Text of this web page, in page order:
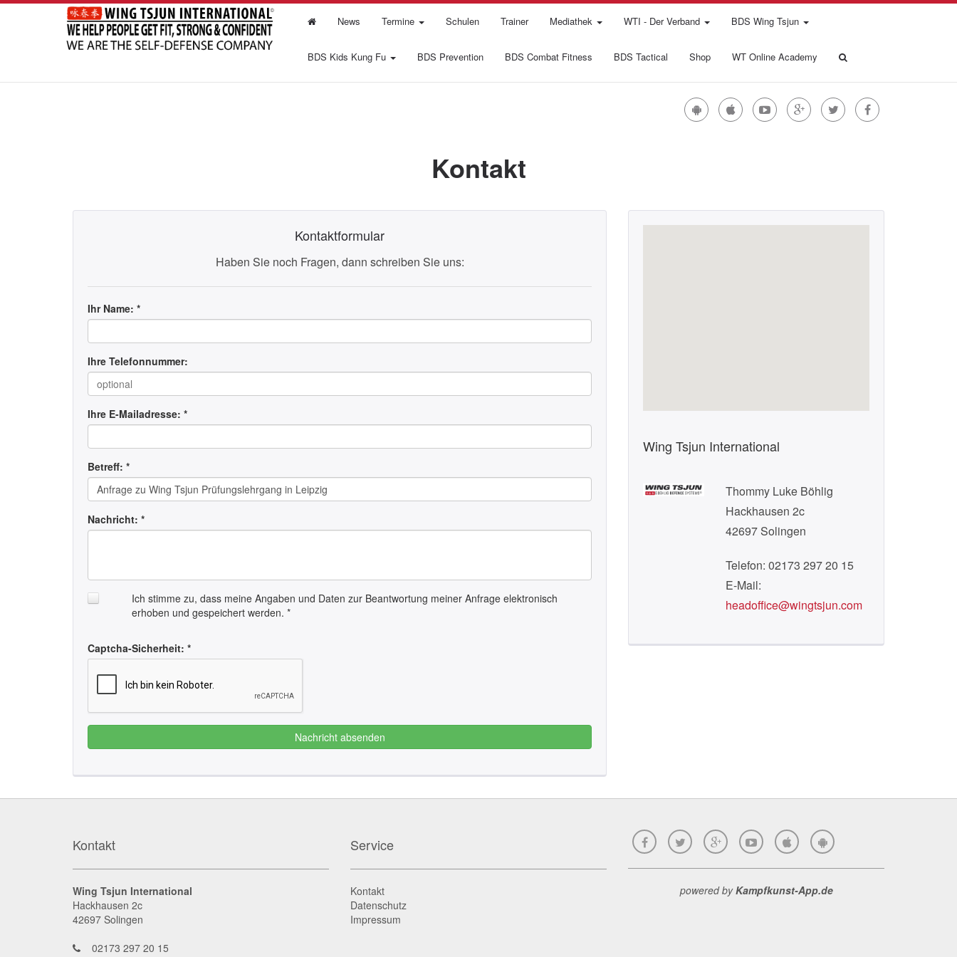
News Termine Schulen Trainer Mediathek WTI - Der Verband BDS Wing Tsjun
BDS Kids Kung Fu BDS Prevention BDS Combat Fitness BDS Tactical Shop WT Online Academy
Kontakt
Kontaktformular
Haben Sie noch Fragen, dann schreiben Sie uns:
Ihr Name: *
Ihre Telefonnummer:
Ihre E-Mailadresse: *
Betreff: *
Nachricht: *
Ich stimme zu, dass meine Angaben und Daten zur Beantwortung meiner Anfrage elektronisch
erhoben und gespeichert werden. *
Captcha-Sicherheit: *
Nachricht absenden
Wing Tsjun International
Thommy Luke Böhlig
Hackhausen 2c
42697 Solingen
Telefon: 02173 297 20 15
E-Mail:
headoffice@wingtsjun.com
Kontakt
Wing Tsjun International
Hackhausen 2c
42697 Solingen
02173 297 20 15
Service
Kontakt
Datenschutz
Impressum
powered byKampfkunst-App.de